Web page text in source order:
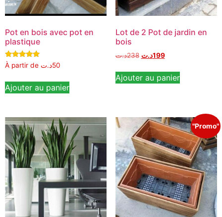
Pot en bois avec pot en
plastique
Note
5.00
À partir de 50د.ت
Ajouter au panier
Lot de 2 Pot de jardin en
bois
238د.ت 199د.ت
Ajouter au panier
"Promo"